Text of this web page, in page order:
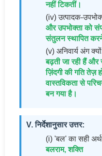
नहीं टिकतीं।
(iv) उत्पादक-
और उपभोक्ता को
संतुलन स्थापित
(v) अनिवार्य अंग
बढ़ती जा रही हैं और
ज़िंदगी की गति तेज़
वास्तविकता से
बन गया है।
V. निर्देशानुसार उत्तर:
(i) 'बल' का सही
बलराम, शक्ति